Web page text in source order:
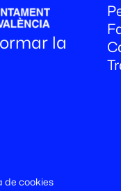
la
de cookies